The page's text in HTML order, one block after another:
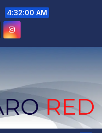
4:32:01 AM